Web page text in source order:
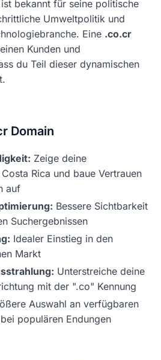
bekannt für seine politische
Umweltpolitik und
Eine .co.cr
Kunden und
du Teil dieser dynamischen
Domain
Zeige deine
Rica und baue Vertrauen
auf
Bessere Sichtbarkeit
Suchergebnissen
Idealer Einstieg in den
Markt
Unterstreiche deine
mit der ".co" Kennung
Auswahl an verfügbaren
populären Endungen